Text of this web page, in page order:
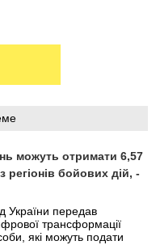
можуть отримати 6,57
регіонів бойових дій, -
України передав
трансформації
які можуть подати